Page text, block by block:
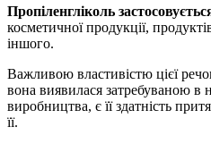
Пропіленгліколь
косметичної продукції,
іншого.
Важливою властивістю цієї
вона виявилася затребуваною в
виробництва, є її здатність
її.